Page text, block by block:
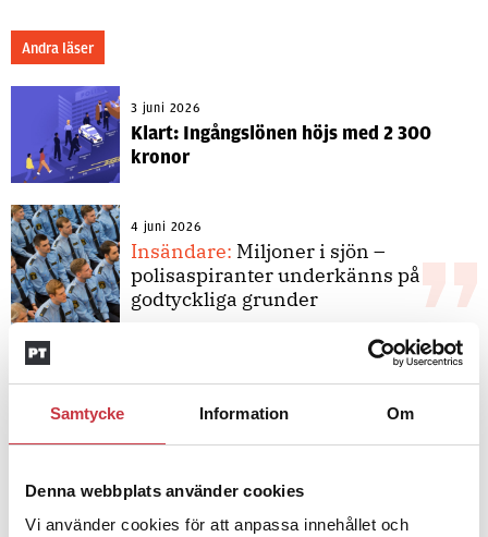
Samtycke Information Om
Denna webbplats använder cookies
Vi använder cookies för att anpassa innehållet och
Andra läser
3 juni 2026
Klart: Ingångslönen höjs med 2 300
kronor
4 juni 2026
Insändare: Miljoner i sjön –
polisaspiranter underkänns på
godtyckliga grunder
1 juni 2026
Jens Mårtensson:
Snart 20 år i tjänst